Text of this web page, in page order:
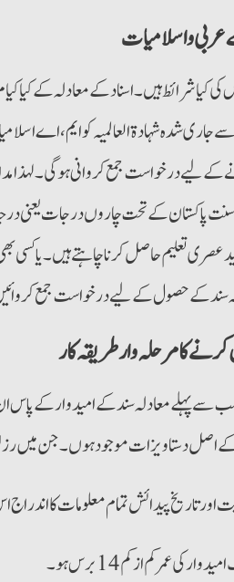
عربی واسلامیات
کیا شرائط ہیں۔ اسناد کے معادلہ کے
جاری شدہ شہادۃالعالمیہ کو ایم،اے
کے لیے درخواست جمع کروانی ہوگی۔
پاکستان کے تحت چاروں درجات یعنی درجہ
تعلیم حاصل کرنا چاہتے ہیں۔ یا کسی
سند کے حصول کے لیے درخواست جمع
کرنے کا مرحلہ وار طریقہ کار
سے پہلے معادلہ سند کے امیدوار کے پاس
کے اصل دستاویزات موجود ہوں۔ جن میں
اورتاریخ پیدائش تمام معلومات کا
عمر کم از کم 14 برس ہو۔